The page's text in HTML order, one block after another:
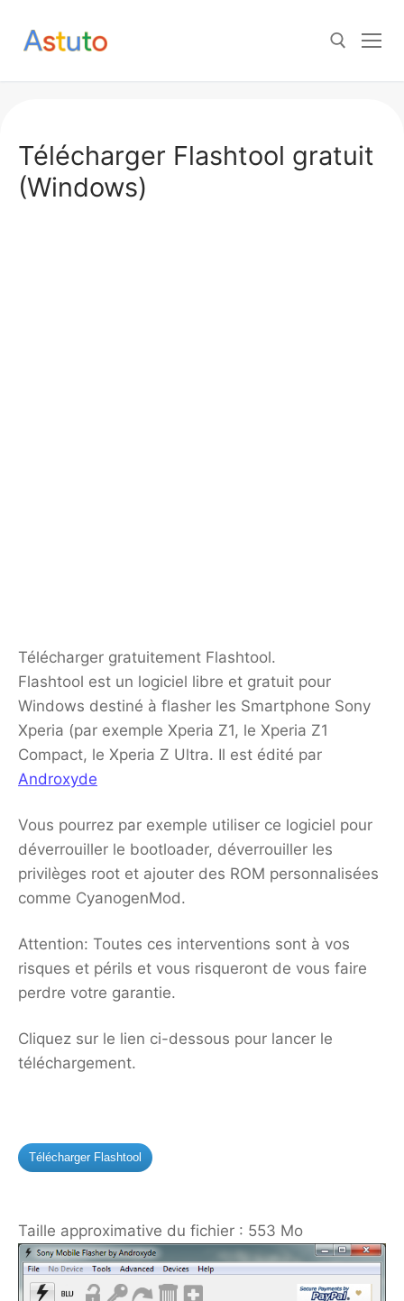
Télécharger Flashtool gratuit
(Windows)
Télécharger gratuitement Flashtool.
Flashtool est un logiciel libre et gratuit pour
Windows destiné à flasher les Smartphone Sony
Xperia (par exemple Xperia Z1, le Xperia Z1
Compact, le Xperia Z Ultra. Il est édité par
Androxyde
Vous pourrez par exemple utiliser ce logiciel pour
déverrouiller le bootloader, déverrouiller les
privilèges root et ajouter des ROM personnalisées
comme CyanogenMod.
Attention: Toutes ces interventions sont à vos
risques et périls et vous risqueront de vous faire
perdre votre garantie.
Cliquez sur le lien ci-dessous pour lancer le
téléchargement.
Télécharger Flashtool
Taille approximative du fichier : 553 Mo